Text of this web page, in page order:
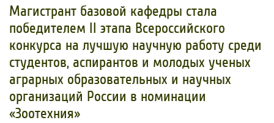
​Магистрант базовой кафедры стала
победителем II этапа Всероссийского
конкурса на лучшую научную работу среди
студентов, аспирантов и молодых ученых
аграрных образовательных и научных
организаций России в номинации
«Зоотехния»